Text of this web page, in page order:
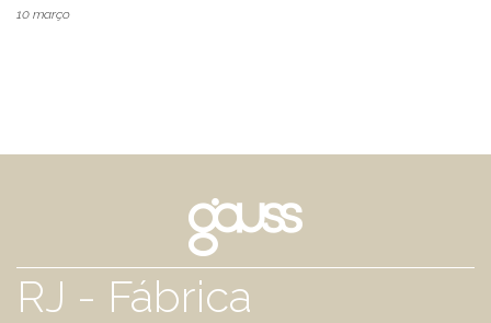
10 março
RJ - Fábrica